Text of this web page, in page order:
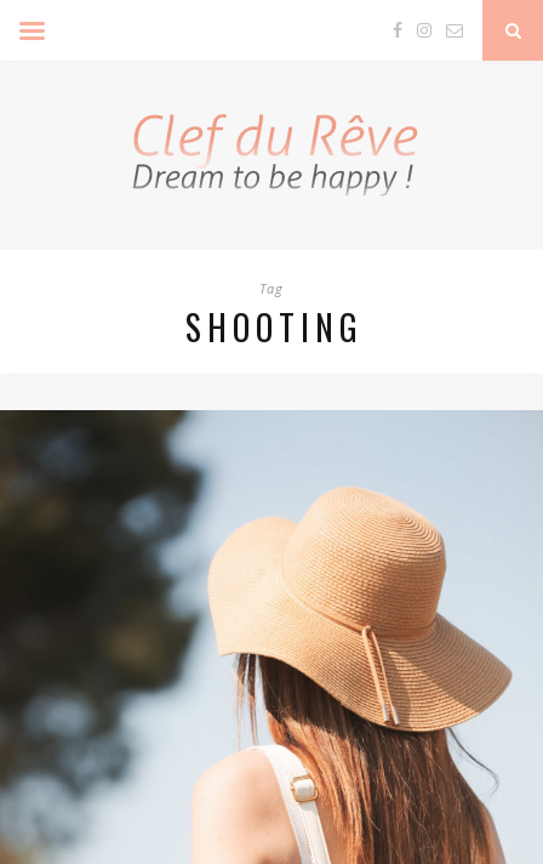
Tag
SHOOTING